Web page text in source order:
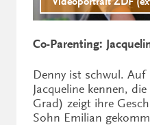
Co-Parenting:
Denny ist schwul. Auf
Jacqueline kennen,
Grad) zeigt ihre
Sohn Emilian